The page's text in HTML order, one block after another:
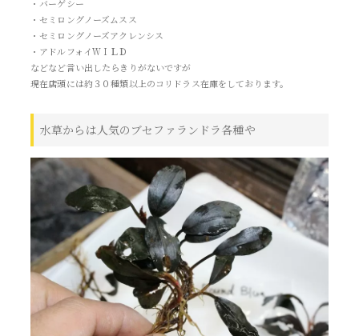
・バーゲシー
・セミロングノーズムスス
・セミロングノーズアクレンシス
・アドルフォイＷＩＬＤ
などなど言い出したらきりがないですが
現在店頭には約３０種類以上のコリドラス在庫をしております。
水草からは人気のブセファランドラ各種や